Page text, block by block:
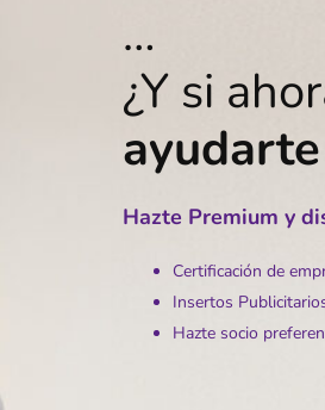
…
¿Y si
ayudarte
Hazte Premium y
Certificación de
Insertos
Hazte socio